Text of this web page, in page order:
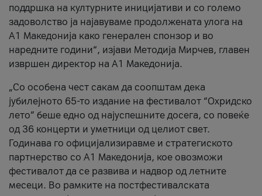
поддршка на културните иницијативи и со големо
задоволство ја најавуваме продолжената улога на
A1 Македонија како генерален спонзор и во
наредните години“, изјави Методија Мирчев, главен
извршен директор на A1 Македонија.
„Со особена чест сакам да соопштам дека
јубилејното 65-то издание на фестивалот “Охридско
лето” беше едно од најуспешните досега, со повеќе
од 36 концерти и уметници од целиот свет.
Годинава го официјализиравме и стратегиското
партнерство со А1 Македонија, кое овозможи
фестивалот да се развива и надвор од летните
месеци. Во рамките на постфестивалската